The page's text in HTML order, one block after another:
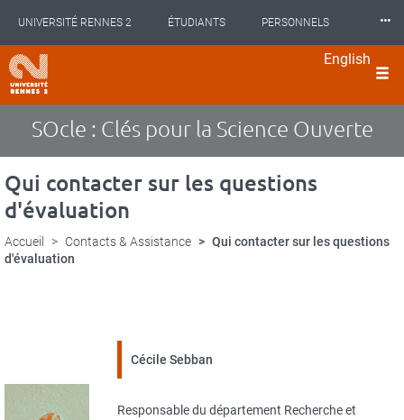
contenu
principal
UNIVERSITÉ RENNES 2 ÉTUDIANTS PERSONNELS
INTERNATIONAL BIBLIOTHÈQUES
⸱⸱⸱
langues
English
SOcle : Clés pour la Science Ouverte
Qui contacter sur les questions
d'évaluation
Accueil Contacts & Assistance
Qui contacter sur les questions
d'évaluation
Cécile Sebban
Responsable du département Recherche et